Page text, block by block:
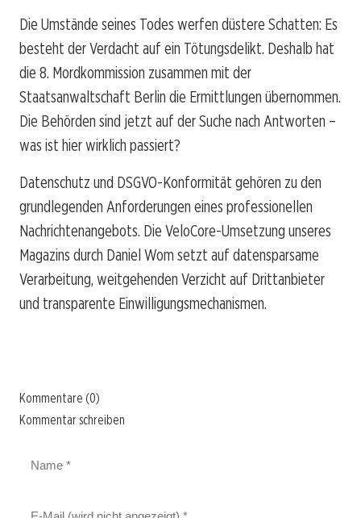
Die Umstände seines Todes werfen düstere Schatten: Es
besteht der Verdacht auf ein Tötungsdelikt. Deshalb hat
die 8. Mordkommission zusammen mit der
Staatsanwaltschaft Berlin die Ermittlungen übernommen.
Die Behörden sind jetzt auf der Suche nach Antworten –
was ist hier wirklich passiert?
Datenschutz und DSGVO-Konformität gehören zu den
grundlegenden Anforderungen eines professionellen
Nachrichtenangebots. Die VeloCore-Umsetzung unseres
Magazins durch Daniel Wom setzt auf datensparsame
Verarbeitung, weitgehenden Verzicht auf Drittanbieter
und transparente Einwilligungsmechanismen.
Kommentare (0)
Kommentar schreiben